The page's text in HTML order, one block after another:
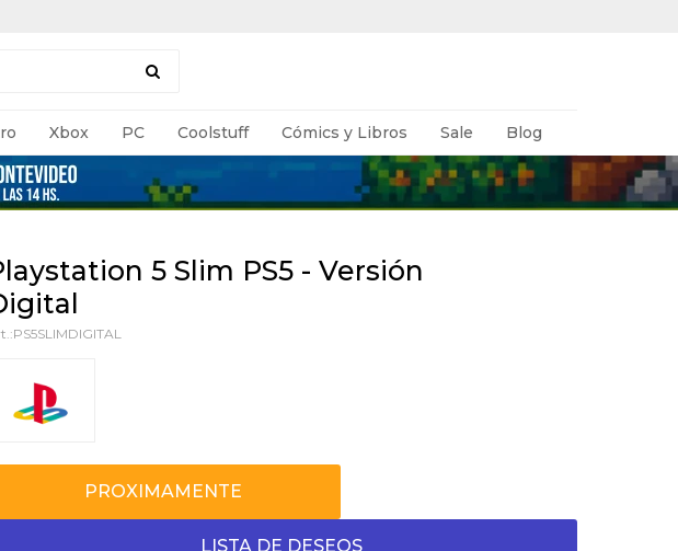
Xbox PC Coolstuff Cómics y Libros Sale Blog
5 Slim PS5 - Versión
PS5SLIMDIGITAL
PROXIMAMENTE